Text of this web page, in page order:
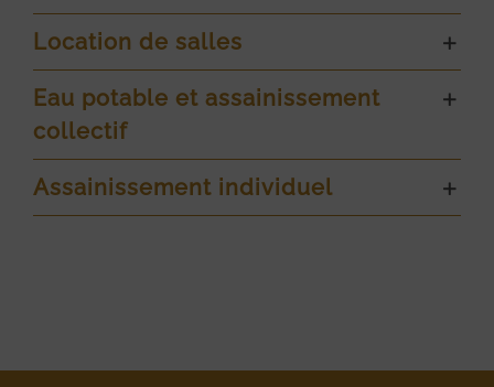
Location de salles
Eau potable et assainissement
collectif
Assainissement individuel